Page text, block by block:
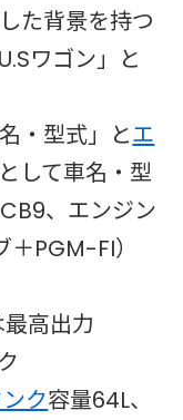
た背景を持つ
ワゴン」と
・型式」とエ
して車名・型
、エンジン
PGM-FI）
高出力
ク容量64L、